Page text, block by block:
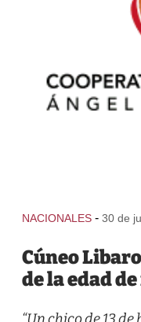
NACIONALES - 30 de
Cúneo
de la edad